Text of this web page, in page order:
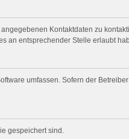
Kontaktdaten zu
an entsprechender Stelle erlaubt
umfassen. Sofern der
gespeichert sind.